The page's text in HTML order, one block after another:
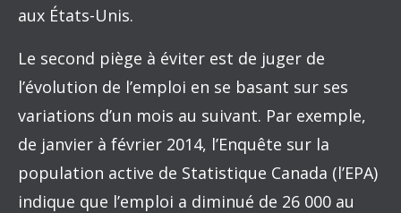
aux États-Unis.
Le second piège à éviter est de juger de
l’évolution de l’emploi en se basant sur ses
variations d’un mois au suivant. Par exemple,
de janvier à février 2014, l’Enquête sur la
population active de Statistique Canada (l’EPA)
indique que l’emploi a diminué de 26 000 au